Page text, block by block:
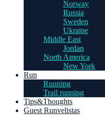
Norway
Russia
Sweden
Ukraine
Middle East
Jordan
North America
New York
Run
Running
Trail running
Tips&Thoughts
Guest Runvelistas